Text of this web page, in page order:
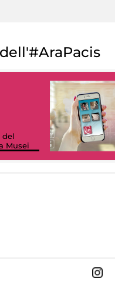
del
Musei